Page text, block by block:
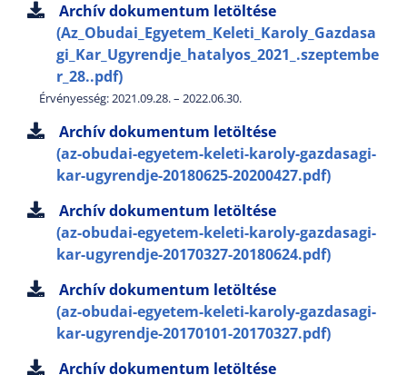
Archív dokumentum letöltése
(Az_Obudai_Egyetem_Keleti_Karoly_Gazdasa
gi_Kar_Ugyrendje_hatalyos_2021_.szeptembe
r_28..pdf)
Érvényesség: 2021.09.28. – 2022.06.30.
Archív dokumentum letöltése
(az-obudai-egyetem-keleti-karoly-gazdasagi-
kar-ugyrendje-20180625-20200427.pdf)
Archív dokumentum letöltése
(az-obudai-egyetem-keleti-karoly-gazdasagi-
kar-ugyrendje-20170327-20180624.pdf)
Archív dokumentum letöltése
(az-obudai-egyetem-keleti-karoly-gazdasagi-
kar-ugyrendje-20170101-20170327.pdf)
Archív dokumentum letöltése